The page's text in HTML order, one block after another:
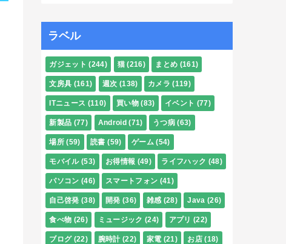
ラベル
ガジェット (244) 猫 (216) まとめ (161)
文房具 (161) 週次 (138) カメラ (119)
ITニュース (110) 買い物 (83) イベント (77)
新製品 (77) Android (71) うつ病 (63)
場所 (59) 読書 (59) ゲーム (54)
モバイル (53) お得情報 (49) ライフハック (48)
パソコン (46) スマートフォン (41)
自己啓発 (38) 開発 (36) 雑感 (28) Java (26)
食べ物 (26) ミュージック (24) アプリ (22)
ブログ (22) 腕時計 (22) 家電 (21) お店 (18)